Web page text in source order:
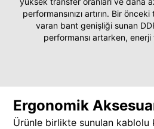
performansınızı artırın. Bir
varan bant genişliği sunan
performansı artarken, enerji
Ergonomik
Ürünle birlikte sunulan kablolu